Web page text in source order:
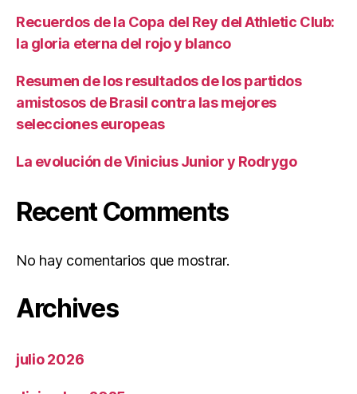
Recuerdos de la Copa del Rey del Athletic Club:
la gloria eterna del rojo y blanco
Resumen de los resultados de los partidos
amistosos de Brasil contra las mejores
selecciones europeas
La evolución de Vinicius Junior y Rodrygo
Recent Comments
No hay comentarios que mostrar.
Archives
julio 2026